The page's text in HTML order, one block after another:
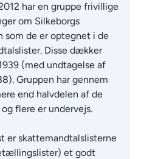
har en gruppe frivillige
om Silkeborgs
som de er optegnet i de
Disse dækker
(med undtagelse af
Gruppen har gennem
end halvdelen af de
flere er undervejs.
er skattemandtalslisterne
et godt